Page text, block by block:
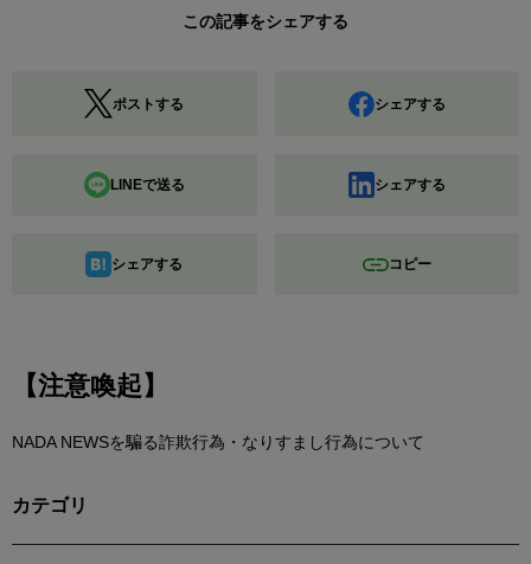
この記事をシェアする
ポストする シェアする
LINEで送る シェアする
シェアする コピー
【注意喚起】
NADA NEWSを騙る詐欺行為・なりすまし行為について
カテゴリ